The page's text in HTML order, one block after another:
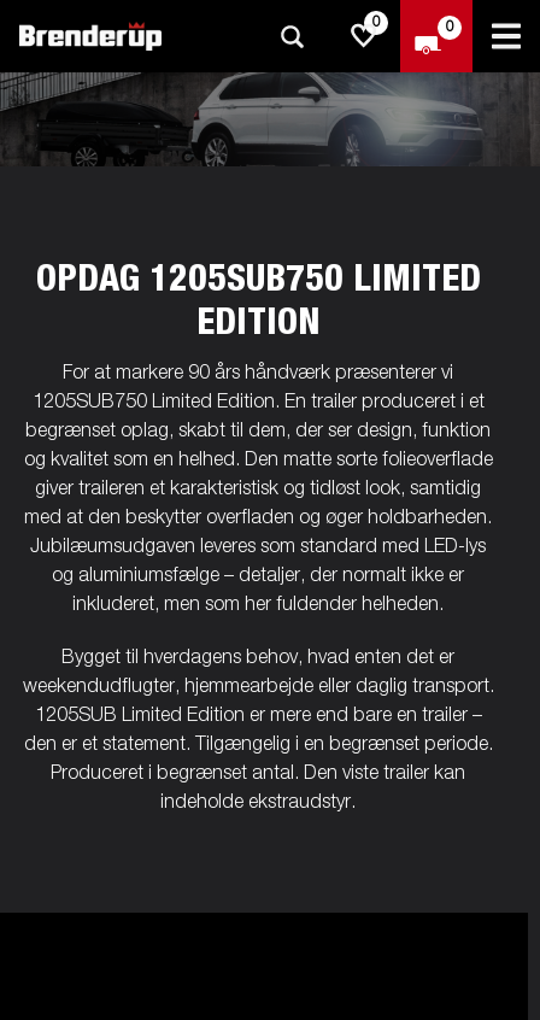
0 0
OPDAG 1205SUB750 LIMITED
EDITION
For at markere 90 års håndværk præsenterer vi
1205SUB750 Limited Edition. En trailer produceret i et
begrænset oplag, skabt til dem, der ser design, funktion
og kvalitet som en helhed. Den matte sorte folieoverflade
giver traileren et karakteristisk og tidløst look, samtidig
med at den beskytter overfladen og øger holdbarheden.
Jubilæumsudgaven leveres som standard med LED-lys
og aluminiumsfælge – detaljer, der normalt ikke er
inkluderet, men som her fuldender helheden.
Bygget til hverdagens behov, hvad enten det er
weekendudflugter, hjemmearbejde eller daglig transport.
1205SUB Limited Edition er mere end bare en trailer –
den er et statement. Tilgængelig i en begrænset periode.
Produceret i begrænset antal. Den viste trailer kan
indeholde ekstraudstyr.